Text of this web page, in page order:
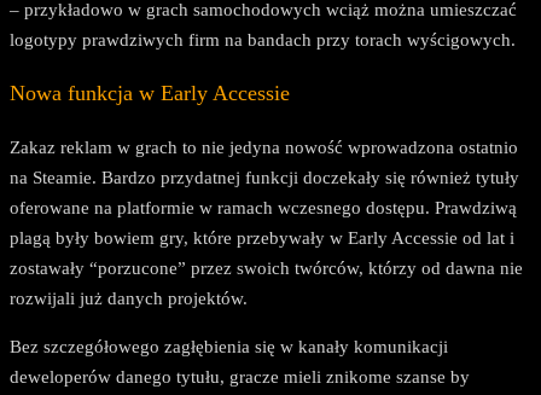
– przykładowo w grach samochodowych wciąż można umieszczać
logotypy prawdziwych firm na bandach przy torach wyścigowych.
Nowa funkcja w Early Accessie
Zakaz reklam w grach to nie jedyna nowość wprowadzona ostatnio
na Steamie. Bardzo przydatnej funkcji doczekały się również tytuły
oferowane na platformie w ramach wczesnego dostępu. Prawdziwą
plagą były bowiem gry, które przebywały w Early Accessie od lat i
zostawały “porzucone” przez swoich twórców, którzy od dawna nie
rozwijali już danych projektów.
Bez szczegółowego zagłębienia się w kanały komunikacji
deweloperów danego tytułu, gracze mieli znikome szanse by